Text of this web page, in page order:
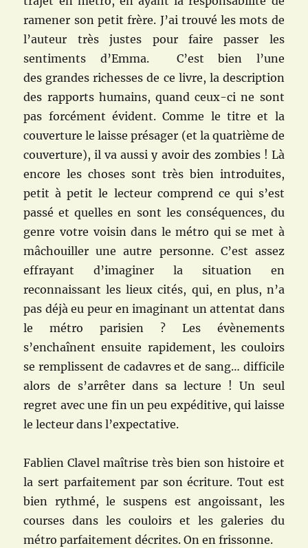
ramener son petit frère. J’ai trouvé les mots de
l’auteur très justes pour faire passer les
sentiments d’Emma. C’est bien l’une
des grandes richesses de ce livre, la description
des rapports humains, quand ceux-ci ne sont
pas forcément évident. Comme le titre et la
couverture le laisse présager (et la quatrième de
couverture), il va aussi y avoir des zombies ! Là
encore les choses sont très bien introduites,
petit à petit le lecteur comprend ce qui s’est
passé et quelles en sont les conséquences, du
genre votre voisin dans le métro qui se met à
mâchouiller une autre personne. C’est assez
effrayant d’imaginer la situation en
reconnaissant les lieux cités, qui, en plus, n’a
pas déjà eu peur en imaginant un attentat dans
le métro parisien ? Les évènements
s’enchaînent ensuite rapidement, les couloirs
se remplissent de cadavres et de sang… difficile
alors de s’arrêter dans sa lecture ! Un seul
regret avec une fin un peu expéditive, qui laisse
le lecteur dans l’expectative.
Fablien Clavel maîtrise très bien son histoire et
la sert parfaitement par son écriture. Tout est
bien rythmé, le suspens est angoissant, les
courses dans les couloirs et les galeries du
métro parfaitement décrites. On en frissonne.